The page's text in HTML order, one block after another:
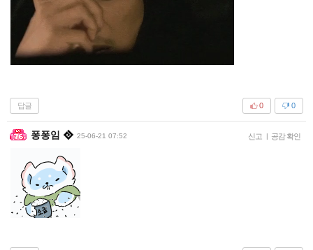
답글 0
0
퐁퐁임 25-06-21 07:52 신고 | 공감 확인